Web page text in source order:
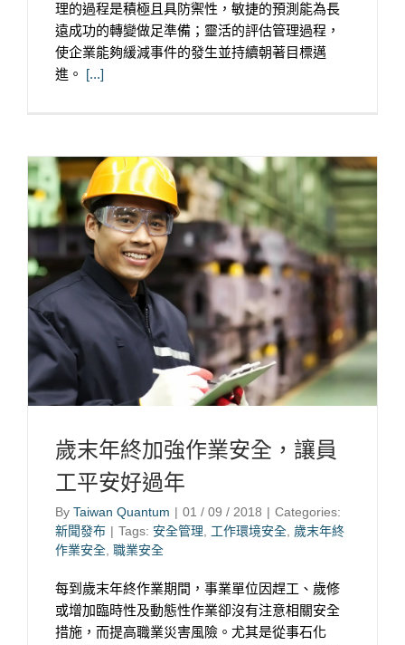
理的過程是積極且具防禦性，敏捷的預測能為長
遠成功的轉變做足準備；靈活的評估管理過程，
使企業能夠緩減事件的發生並持續朝著目標邁
進。
[...]
歲末年終加強作業安全，讓員
工平安好過年
By Taiwan Quantum | 01 / 09 / 2018 | Categories:
新聞發布 | Tags: 安全管理, 工作環境安全, 歲末年終
作業安全, 職業安全
每到歲末年終作業期間，事業單位因趕工、歲修
或增加臨時性及動態性作業卻沒有注意相關安全
措施，而提高職業災害風險。尤其是從事石化